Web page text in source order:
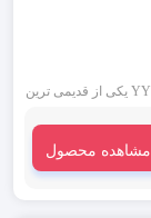
لیست قیمت بست کمربندی YY : بست کمربندی 50 سانتی YY یکی از قدیمی ترین
می باشد.
مشاهده محصول